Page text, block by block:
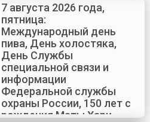
7 августа 2026 года,
пятница:
Международный день
пива, День холостяка,
День Службы
специальной связи и
информации
Федеральной службы
охраны России, 150 лет с
рождения Маты Хари